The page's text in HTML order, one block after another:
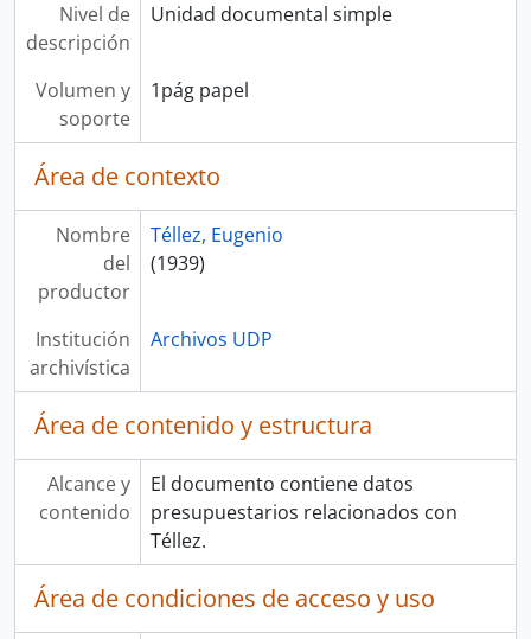
Nivel de
descripción
Unidad documental simple
Volumen y
soporte
1pág papel
Área de contexto
Nombre
del
productor
Téllez, Eugenio
(1939)
Institución
archivística
Archivos UDP
Área de contenido y estructura
Alcance y
contenido
El documento contiene datos
presupuestarios relacionados con
Téllez.
Área de condiciones de acceso y uso